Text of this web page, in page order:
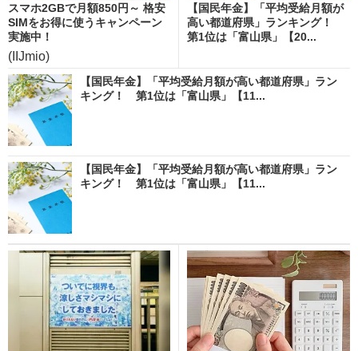
スマホ2GBで月額850円～ 格安
SIMをお得に使うキャンペーン
実施中！
(IIJmio)
【国民年金】「平均受給月額が
高い都道府県」ランキング！
第1位は「富山県」【20...
【国民年金】「平均受給月額が高い都道府県」ラン
キング！ 第1位は「富山県」【11...
【国民年金】「平均受給月額が高い都道府県」ラン
キング！ 第1位は「富山県」【11...